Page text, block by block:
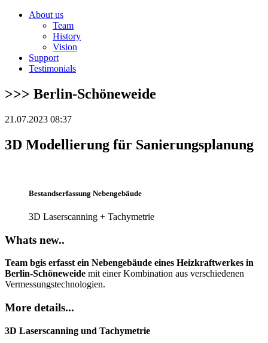
About us
Team
History
Vision
Support
Testimonials
>>> Berlin-Schöneweide
21.07.2023 08:37
3D Modellierung für Sanierungsplanung
Bestandserfassung Nebengebäude
3D Laserscanning + Tachymetrie
Whats new..
Team bgis erfasst ein Nebengebäude eines Heizkraftwerkes in
Berlin-Schöneweide mit einer Kombination aus verschiedenen
Vermessungstechnologien.
More details...
3D Laserscanning und Tachymetrie